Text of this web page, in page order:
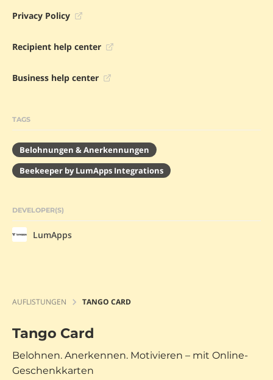
Privacy Policy
Recipient help center
Business help center
TAGS
Belohnungen & Anerkennungen
Beekeeper by LumApps Integrations
DEVELOPER(S)
LumApps
AUFLISTUNGEN TANGO CARD
Tango Card
Belohnen. Anerkennen. Motivieren – mit Online-
Geschenkkarten